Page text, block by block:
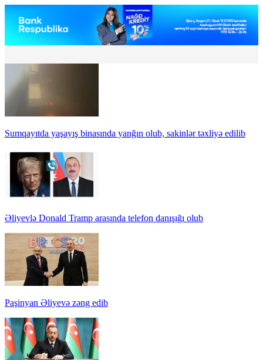
Sumqayıtda yaşayış binasında yanğın olub, sakinlər təxliyə edilib
Əliyevlə Donald Tramp arasında telefon danışığı olub
Paşinyan Əliyevə zəng edib